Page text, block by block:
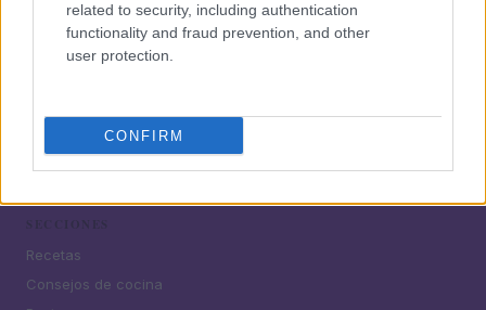
related to security, including authentication
functionality and fraud prevention, and other
user protection.
CONFIRM
¿Tienes hambre? Recetas, consejos de cocina y guías
para cocinar mejor cada día.
Recetas
Consejos de cocina